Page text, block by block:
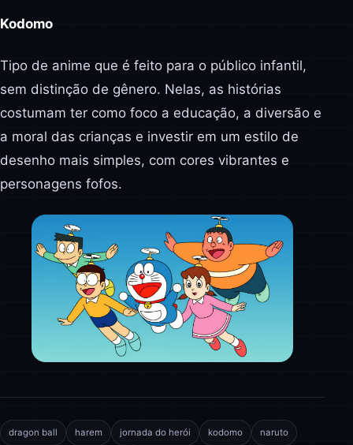
Kodomo
Tipo de anime que é feito para o público infantil,
sem distinção de gênero. Nelas, as histórias
costumam ter como foco a educação, a diversão e
a moral das crianças e investir em um estilo de
desenho mais simples, com cores vibrantes e
personagens fofos.
dragon ball harem jornada do herói kodomo naruto